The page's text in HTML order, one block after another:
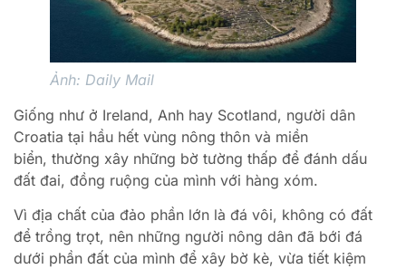
Ảnh: Daily Mail
Giống như ở Ireland, Anh hay Scotland, người dân
Croatia tại hầu hết vùng nông thôn và miền
biển, thường xây những bờ tường thấp để đánh dấu
đất đai, đồng ruộng của mình với hàng xóm.
Vì địa chất của đảo phần lớn là đá vôi, không có đất
để trồng trọt, nên những người nông dân đã bới đá
dưới phần đất của mình để xây bờ kè, vừa tiết kiệm